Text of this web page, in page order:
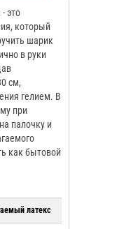
это
который
шарик
в руки
см,
гелием. В
при
палочку и
как бытовой
латекс